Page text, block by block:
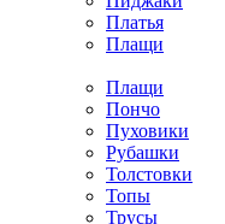
Платья
Плащи
Плащи
Пончо
Пуховики
Рубашки
Толстовки
Топы
Трусы